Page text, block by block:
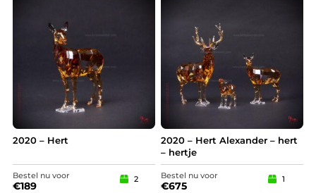
2020 – Hert
Bestel nu voor
€189
2
2020 – Hert Alexander – hert
– hertje
Bestel nu voor
€675
1